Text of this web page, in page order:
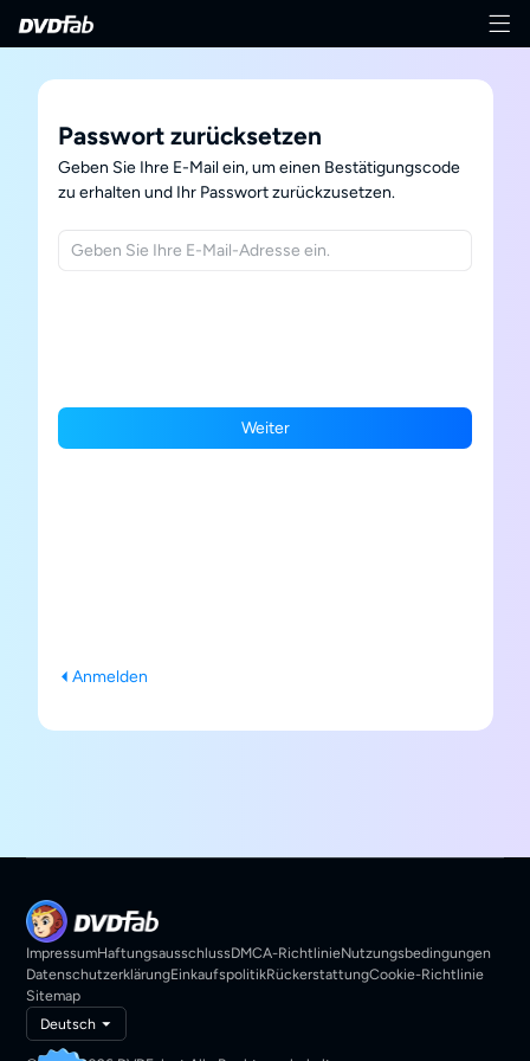
Passwort zurücksetzen
Geben Sie Ihre E-Mail ein, um einen Bestätigungscode
zu erhalten und Ihr Passwort zurückzusetzen.
Weiter
Anmelden
ImpressumHaftungsausschlussDMCA-RichtlinieNutzungsbedingungen
DatenschutzerklärungEinkaufspolitikRückerstattungCookie-Richtlinie
Sitemap
Deutsch